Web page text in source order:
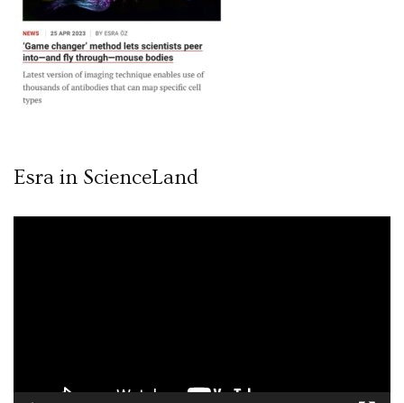
Esra in ScienceLand